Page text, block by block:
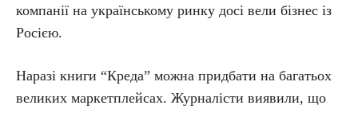
компанії на українському ринку досі вели бізнес із
Росією.
Наразі книги “Креда” можна придбати на багатьох
великих маркетплейсах. Журналісти виявили, що